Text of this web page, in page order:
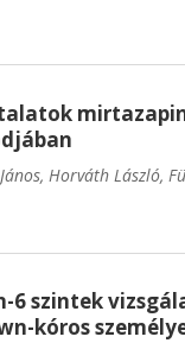
Horváth László,
6 szintek
kóros